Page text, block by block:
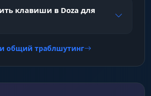
и ИИ. Raid ESP с таймером
рейда. Подсветка Шкафов,
клавиши в Doza для
общий траблшутинг